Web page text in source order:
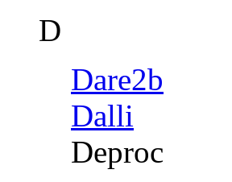
D
Dare2b
Dalli
Deproc